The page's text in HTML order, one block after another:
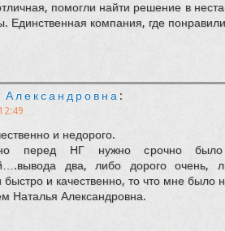
помогли найти решение в
Единственная компания, где
Александровна :
и недорого.
перед НГ нужно срочно было
два, либо дорого очень,
быстро и качественно, то что мне было
Наталья Александровна.